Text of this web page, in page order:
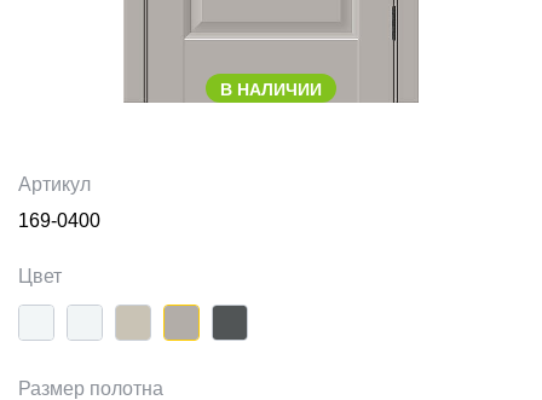
В НАЛИЧИИ
Артикул
169-0400
Цвет
Размер полотна